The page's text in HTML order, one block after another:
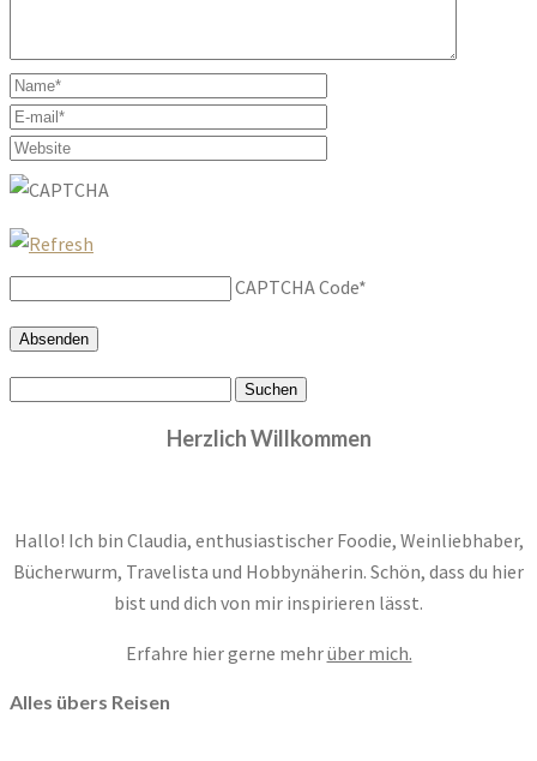
CAPTCHA Code*
Herzlich Willkommen
Hallo! Ich bin Claudia, enthusiastischer Foodie, Weinliebhaber,
Bücherwurm, Travelista und Hobbynäherin. Schön, dass du hier
bist und dich von mir inspirieren lässt.
Erfahre hier gerne mehrüber mich.
Alles übers Reisen